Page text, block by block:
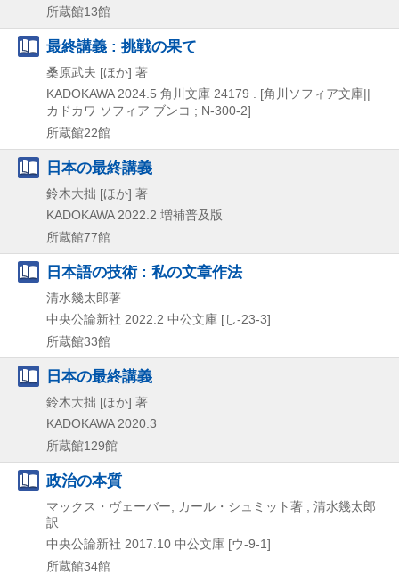
所蔵館13館
最終講義 : 挑戦の果て
桑原武夫 [ほか] 著
KADOKAWA 2024.5 角川文庫 24179 . [角川ソフィア文庫||
カドカワ ソフィア ブンコ ; N-300-2]
所蔵館22館
日本の最終講義
鈴木大拙 [ほか] 著
KADOKAWA 2022.2 増補普及版
所蔵館77館
日本語の技術 : 私の文章作法
清水幾太郎著
中央公論新社 2022.2 中公文庫 [し-23-3]
所蔵館33館
日本の最終講義
鈴木大拙 [ほか] 著
KADOKAWA 2020.3
所蔵館129館
政治の本質
マックス・ヴェーバー, カール・シュミット著 ; 清水幾太郎
訳
中央公論新社 2017.10 中公文庫 [ウ-9-1]
所蔵館34館